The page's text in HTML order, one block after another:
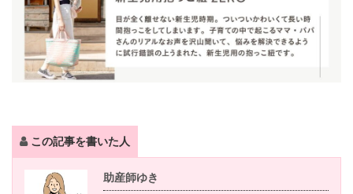
この記事を書いた人
助産師ゆき